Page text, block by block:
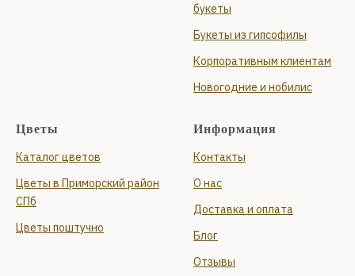
букеты
Букеты из гипсофилы
Корпоративным клиентам
Новогодние и нобилис
Цветы
Каталог цветов
Цветы в Приморский район
СПб
Цветы поштучно
Информация
Контакты
О нас
Доставка и оплата
Блог
Отзывы